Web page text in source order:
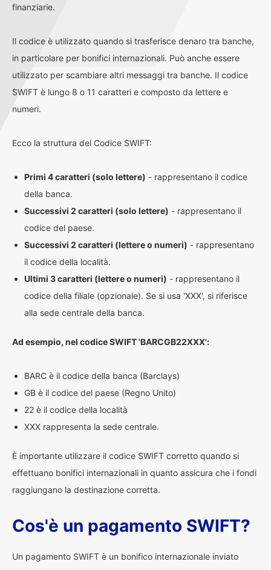
finanziarie.
Il codice è utilizzato quando si trasferisce denaro tra banche,
in particolare per bonifici internazionali. Può anche essere
utilizzato per scambiare altri messaggi tra banche. Il codice
SWIFT è lungo 8 o 11 caratteri e composto da lettere e
numeri.
Ecco la struttura del Codice SWIFT:
Primi 4 caratteri (solo lettere) - rappresentano il codice
della banca.
Successivi 2 caratteri (solo lettere) - rappresentano il
codice del paese.
Successivi 2 caratteri (lettere o numeri) - rappresentano
il codice della località.
Ultimi 3 caratteri (lettere o numeri) - rappresentano il
codice della filiale (opzionale). Se si usa 'XXX', si riferisce
alla sede centrale della banca.
Ad esempio, nel codice SWIFT 'BARCGB22XXX':
BARC è il codice della banca (Barclays)
GB è il codice del paese (Regno Unito)
22 è il codice della località
XXX rappresenta la sede centrale.
È importante utilizzare il codice SWIFT corretto quando si
effettuano bonifici internazionali in quanto assicura che i fondi
raggiungano la destinazione corretta.
Cos'è un pagamento SWIFT?
Un pagamento SWIFT è un bonifico internazionale inviato